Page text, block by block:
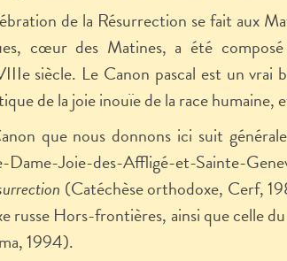
de la Résurrection se fait aux
cœur des Matines, a été
esiècle. Le Canon pascal est un vrai
de la joie inouïe de la race
que nous donnons ici suit
Joie-des-Affligé-et-Sainte-
(Catéchèse orthodoxe, Cerf,
russe Hors-frontières, ainsi que celle du
1994).